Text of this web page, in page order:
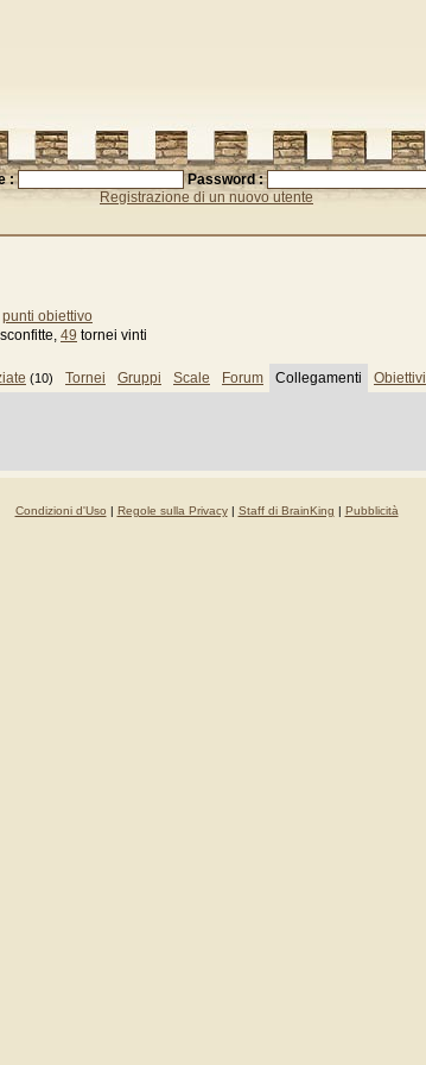
:
Password :
Registrazione di un nuovo utente
punti obiettivo
49 tornei vinti
(10) Tornei Gruppi Scale Forum Collegamenti Obiettivi
Condizioni d'Uso | Regole sulla Privacy| Staff di BrainKing | Pubblicità